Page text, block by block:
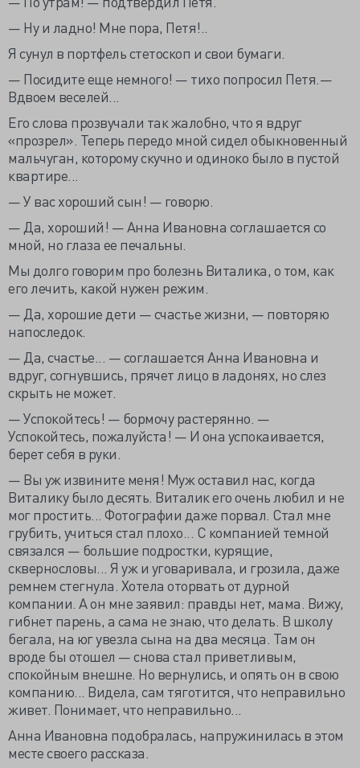
— Ну и ладно! Мне пора, Петя!..
Я сунул в портфель стетоскоп и свои бумаги.
— Посидите еще немного! — тихо попросил Петя.—
Вдвоем веселей...
Его слова прозвучали так жалобно, что я вдруг
«прозрел». Теперь передо мной сидел обыкновенный
мальчуган, которому скучно и одиноко было в пустой
квартире...
— У вас хороший сын! — говорю.
— Да, хороший! — Анна Ивановна соглашается со
мной, но глаза ее печальны.
Мы долго говорим про болезнь Виталика, о том, как
его лечить, какой нужен режим.
— Да, хорошие дети — счастье жизни, — повторяю
напоследок.
— Да, счастье... — соглашается Анна Ивановна и
вдруг, согнувшись, прячет лицо в ладонях, но слез
скрыть не может.
— Успокойтесь! — бормочу растерянно. —
Успокойтесь, пожалуйста! — И она успокаивается,
берет себя в руки.
— Вы уж извините меня! Муж оставил нас, когда
Виталику было десять. Виталик его очень любил и не
мог простить... Фотографии даже порвал. Стал мне
грубить, учиться стал плохо... С компанией темной
связался — большие подростки, курящие,
сквернословы... Я уж и уговаривала, и грозила, даже
ремнем стегнула. Хотела оторвать от дурной
компании. А он мне заявил: правды нет, мама. Вижу,
гибнет парень, а сама не знаю, что делать. В школу
бегала, на юг увезла сына на два месяца. Там он
вроде бы отошел — снова стал приветливым,
спокойным внешне. Но вернулись, и опять он в свою
компанию... Видела, сам тяготится, что неправильно
живет. Понимает, что неправильно...
Анна Ивановна подобралась, напружинилась в этом
месте своего рассказа.